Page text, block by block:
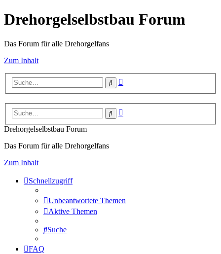
Drehorgelselbstbau Forum
Das Forum für alle Drehorgelfans
Zum Inhalt
Suche
Suche
Drehorgelselbstbau Forum
Das Forum für alle Drehorgelfans
Zum Inhalt
Schnellzugriff
Unbeantwortete Themen
Aktive Themen
Suche
FAQ